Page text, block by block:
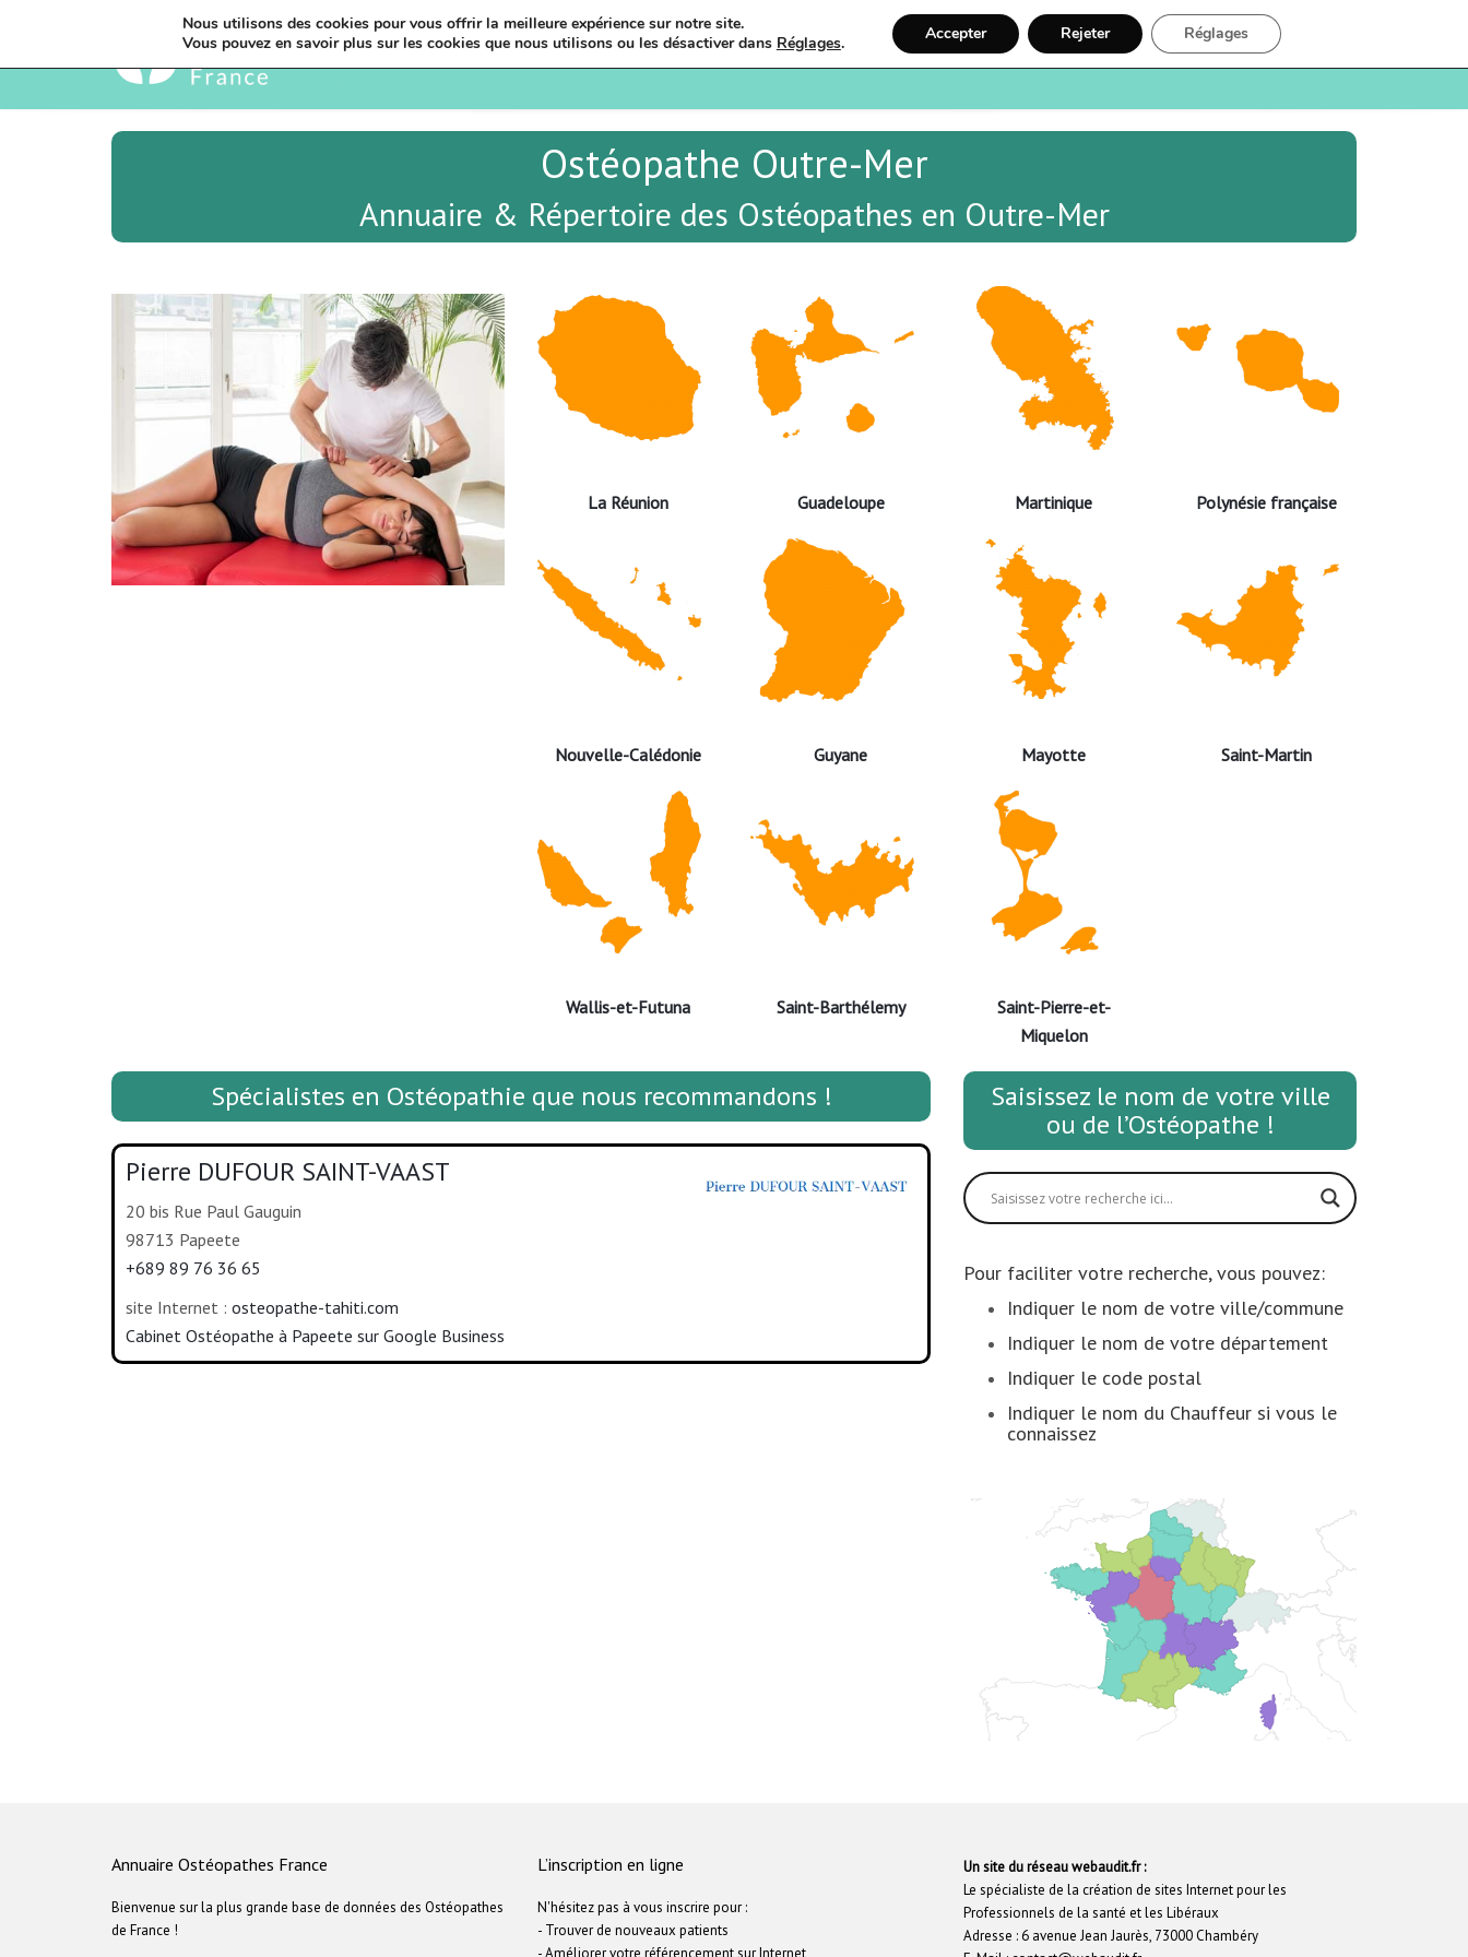
Bienvenue Ostéopathie Santé Recherche Inscription
Ostéopathe Outre-Mer
Annuaire & Répertoire des Ostéopathes en Outre-Mer
La Réunion
Nouvelle-Calédonie
Wallis-et-Futuna
Guadeloupe
Guyane
Saint-Barthélemy
Martinique
Mayotte
Saint-Pierre-et-
Miquelon
Polynésie française
Saint-Martin
Spécialistes en Ostéopathie que nous recommandons !
Pierre DUFOUR SAINT-VAAST
20 bis Rue Paul Gauguin
98713 Papeete
+689 89 76 36 65
site Internet : osteopathe-tahiti.com
Cabinet Ostéopathe à Papeete sur Google Business
Saisissez le nom de votre ville
ou de l’Ostéopathe !
Pour faciliter votre recherche, vous pouvez:
Indiquer le nom de votre ville/commune
Indiquer le nom de votre département
Indiquer le code postal
Indiquer le nom du Chauffeur si vous le
connaissez
Annuaire Ostéopathes France
Bienvenue sur la plus grande base de données des Ostéopathes
de France !
L’inscription en ligne
N'hésitez pas à vous inscrire pour :
- Trouver de nouveaux patients
Un site du réseau webaudit.fr :
Le spécialiste de la création de sites Internet pour les
Professionnels de la santé et les Libéraux
Adresse : 6 avenue Jean Jaurès, 73000 Chambéry
Nous utilisons des cookies pour vous offrir la meilleure expérience sur notre site.
Vous pouvez en savoir plus sur les cookies que nous utilisons ou les désactiver dans Réglages. Accepter Rejeter Réglages